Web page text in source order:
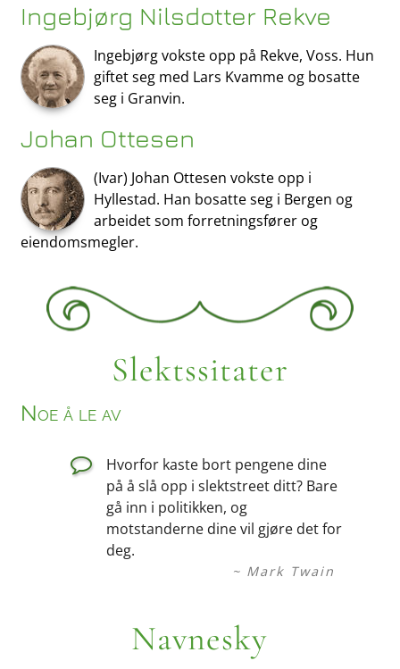
Ingebjørg Nilsdotter Rekve
Ingebjørg vokste opp på Rekve, Voss. Hun
giftet seg med Lars Kvamme og bosatte
seg i Granvin.
Johan Ottesen
(Ivar) Johan Ottesen vokste opp i
Hyllestad. Han bosatte seg i Bergen og
arbeidet som forretningsfører og
eiendomsmegler.
Slektssitater
Noe å le av
Hvorfor kaste bort pengene dine
på å slå opp i slektstreet ditt? Bare
gå inn i politikken, og
motstanderne dine vil gjøre det for
deg.
~ Mark Twain
Navnesky